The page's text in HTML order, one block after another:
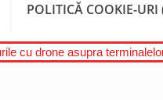
POLITICĂ COOKIE-
cu drone asupra